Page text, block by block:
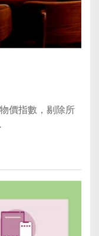
價指數，剔除所